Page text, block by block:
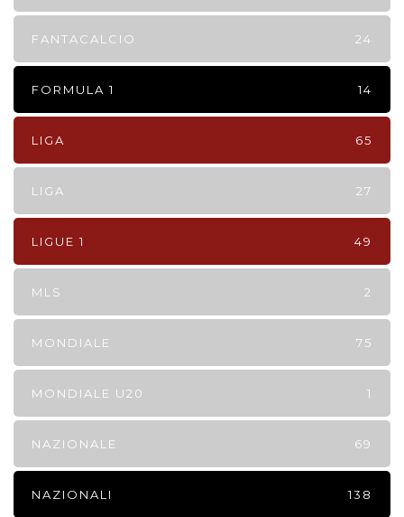
FANTACALCIO 24
FORMULA 1 14
LIGA 65
LIGA 27
LIGUE 1 49
MLS 2
MONDIALE 75
MONDIALE U20 1
NAZIONALE 69
NAZIONALI 138